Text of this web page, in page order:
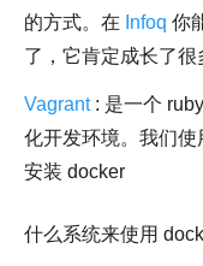
的方式。在 Infoq 你
了，它肯定成长了很
Vagrant: 是一个
化开发环境。我们使
安装 docker
什么系统来使用